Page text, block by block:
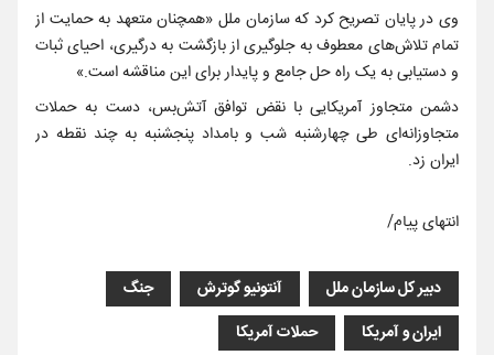
وی در پایان تصریح کرد که سازمان ملل «همچنان متعهد به حمایت از
تمام تلاش‌های معطوف به جلوگیری از بازگشت به درگیری، احیای ثبات
و دستیابی به یک راه حل جامع و پایدار برای این مناقشه است.»
دشمن متجاوز آمریکایی با نقض توافق آتش‌بس، دست به حملات
متجاوزانه‌ای طی چهارشنبه شب و بامداد پنجشنبه به چند نقطه در
ایران زد.
انتهای پیام/
دبیر کل سازمان ملل آنتونیو گوترش
جنگ
ایران و آمریکا
حملات آمریکا